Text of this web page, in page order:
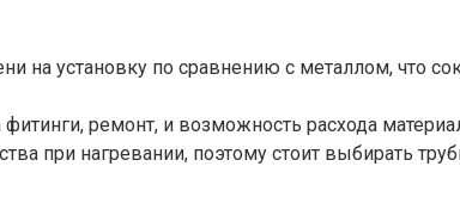
на установку по сравнению с металлом, что
ремонт, и возможность расхода
при нагревании, поэтому стоит выбирать